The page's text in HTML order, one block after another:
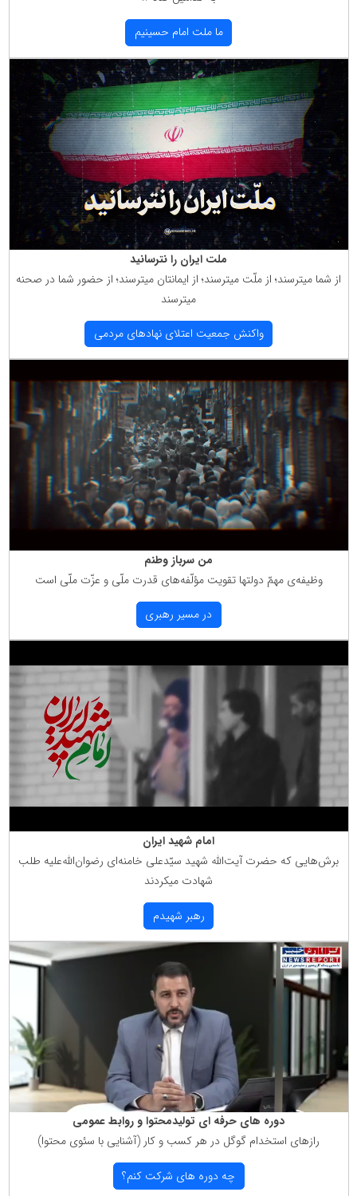
ما ملت امام حسینیم
ملت ایران را نترسانید
از شما میترسند؛ از ملّت میترسند؛ از ایمانتان میترسند؛ از حضور شما در صحنه
میترسند
واكنش جمعیت اعتلای نهادهای مردمی
من سرباز وطنم
وظیفه‌ی مهمّ دولتها تقویت مؤلّفه‌های قدرت ملّی و عزّت ملّی است
در مسیر رهبری
امام شهید ایران
برش‌هایی كه حضرت آیت‌الله شهید سیّدعلی خامنه‌ای رضوان‌الله‌علیه طلب
شهادت میكردند
رهبر شهیدم
دوره های حرفه ای تولیدمحتوا و روابط عمومی
رازهای استخدام گوگل در هر كسب و كار (آشنایی با سئوی محتوا)
چه دوره های شركت كنم؟